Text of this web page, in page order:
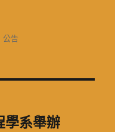
分
公告
學系舉辦